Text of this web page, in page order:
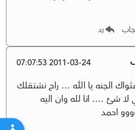
رد
2011-03-24 07:07:53
الجنه يا الله ... راح نشتقلك
شئ .... انا لله وان اليه
احمد